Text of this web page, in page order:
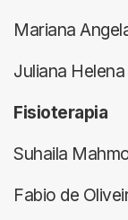
Mariana
Juliana
Fisioterapia
Suhaila
Fabio de